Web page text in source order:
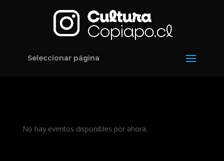
Seleccionar página
No hay eventos disponibles por ahora.